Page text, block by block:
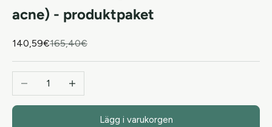
acne) - produktpaket
REA-pris
140,59€Pris
165,40€
Minska antal Öka antal
Lägg i varukorgen